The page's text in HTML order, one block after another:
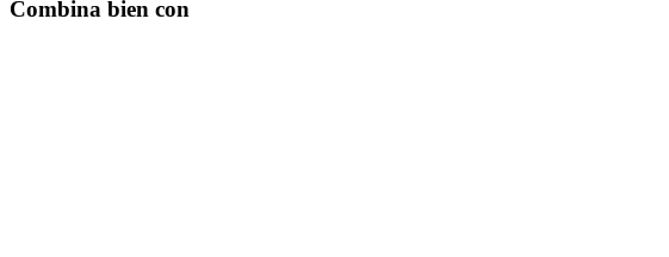
Combina bien con